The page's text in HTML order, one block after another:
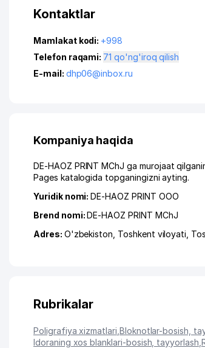
Kontaktlar
Mamlakat kodi: +998
Telefon raqami:
71 qo'ng'iroq qilish
E-mail: dhp06@inbox.ru
Kompaniya haqida
DE-HAOZ PRINT MChJ ga murojaat
Pages katalogida topganingizni ayting.
Yuridik nomi:DE-HAOZ PRINT ООО
Brend nomi:DE-HAOZ PRINT MChJ
Adres: O'zbekiston, Toshkent viloyati
Rubrikalar
Poligrafiya xizmatlari Bloknotlar-bosish,
Idoraning xos blanklari-bosish, tayyorlash